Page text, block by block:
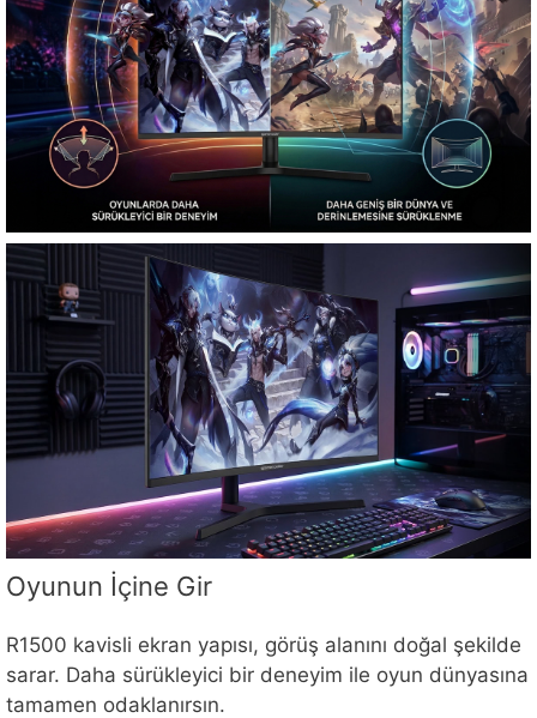
Oyunun İçine Gir
R1500 kavisli ekran yapısı, görüş alanını doğal şekilde
sarar. Daha sürükleyici bir deneyim ile oyun dünyasına
tamamen odaklanırsın.